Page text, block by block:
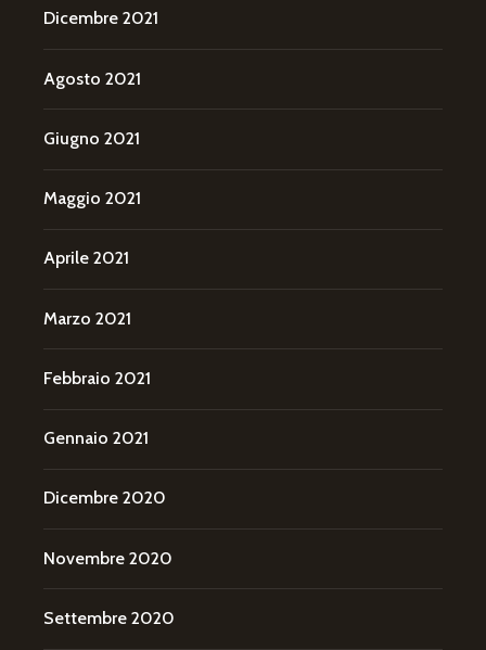
Dicembre 2021
Agosto 2021
Giugno 2021
Maggio 2021
Aprile 2021
Marzo 2021
Febbraio 2021
Gennaio 2021
Dicembre 2020
Novembre 2020
Settembre 2020